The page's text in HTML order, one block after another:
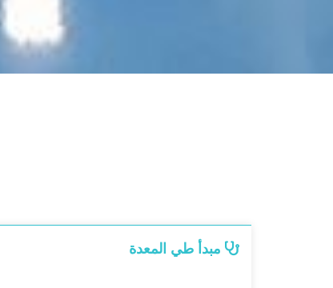
مبدأ طي المعدة